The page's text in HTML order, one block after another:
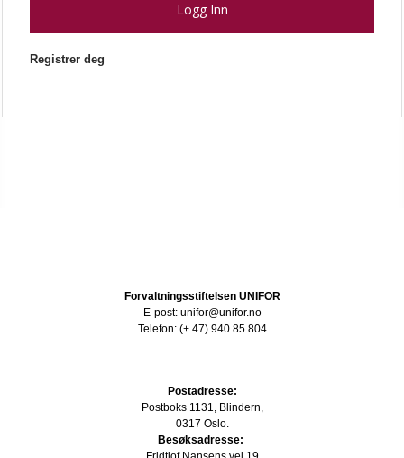
Logg Inn
Registrer deg
Forvaltningsstiftelsen UNIFOR
E-post: unifor@unifor.no
Telefon: (+ 47) 940 85 804
Postadresse:
Postboks 1131, Blindern,
0317 Oslo.
Besøksadresse: